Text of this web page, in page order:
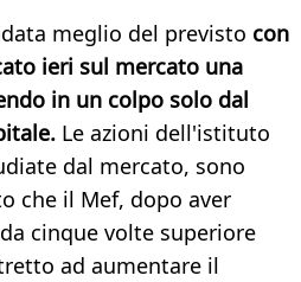
meglio del previsto con
ieri sul mercato una
in un colpo solo dal
Le azioni dell'istituto
dal mercato, sono
che il Mef, dopo aver
cinque volte superiore
ad aumentare il